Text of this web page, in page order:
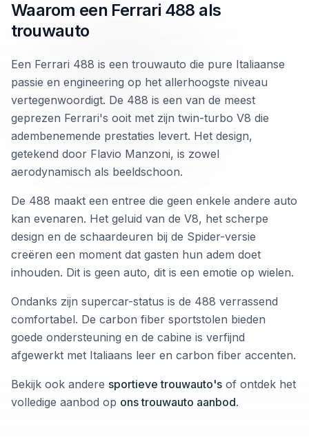
Waarom een Ferrari 488 als
trouwauto
Een Ferrari 488 is een trouwauto die pure Italiaanse
passie en engineering op het allerhoogste niveau
vertegenwoordigt. De 488 is een van de meest
geprezen Ferrari's ooit met zijn twin-turbo V8 die
adembenemende prestaties levert. Het design,
getekend door Flavio Manzoni, is zowel
aerodynamisch als beeldschoon.
De 488 maakt een entree die geen enkele andere auto
kan evenaren. Het geluid van de V8, het scherpe
design en de schaardeuren bij de Spider-versie
creëren een moment dat gasten hun adem doet
inhouden. Dit is geen auto, dit is een emotie op wielen.
Ondanks zijn supercar-status is de 488 verrassend
comfortabel. De carbon fiber sportstolen bieden
goede ondersteuning en de cabine is verfijnd
afgewerkt met Italiaans leer en carbon fiber accenten.
Bekijk ook andere sportieve trouwauto's of ontdek het
volledige aanbod op ons trouwauto aanbod.